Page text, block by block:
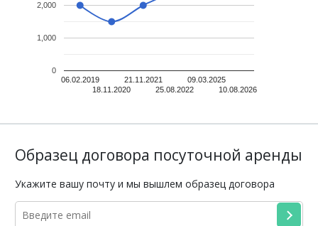
06.02.2019
18.11.2020
21.11.2021
25.08.2022
09.03.2025
10.08.2026
0
1,000
2,000
Образец договора посуточной аренды
Укажите вашу почту и мы вышлем образец договора